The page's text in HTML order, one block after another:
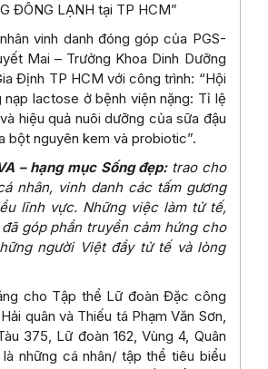
ĐÔNG LẠNH tại TP HCM”
vinh danh đóng góp của PGS-
Mai – Trưởng Khoa Dinh Dưỡng
Định TP HCM với công trình: “Hội
nạp lactose ở bệnh viện nặng: Tỉ lệ
hiệu quả nuôi dưỡng của sữa đậu
bột nguyên kem và probiotic”.
– hạng mục Sống đẹp: trao cho
nhân, vinh danh các tấm gương
lĩnh vực. Những việc làm tử tế,
góp phần truyền cảm hứng cho
người Việt đầy tử tế và lòng
cho Tập thể Lữ đoàn Đặc công
quân và Thiếu tá Phạm Văn Sơn,
375, Lữ đoàn 162, Vùng 4, Quân
những cá nhân/ tập thể tiêu biểu